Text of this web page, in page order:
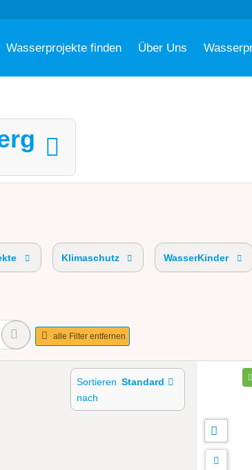
Wasserprojekte finden Über Uns
Klimaschutz WasserKinder
alle Filter entfernen
Sortieren
nach
Standard